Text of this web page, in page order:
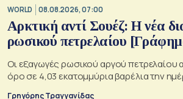
WORLD 08.08.2026, 07:00
Αρκτική αντί Σουέζ: Η νέα
ρωσικού πετρελαίου
Οι εξαγωγές ρωσικού αργού πετρελαίου
όρο σε 4,03 εκατομμύρια βαρέλια την
Γρηγόρης Τραγγανίδας